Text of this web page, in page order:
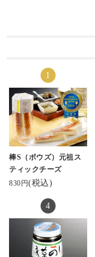
棒S（ボウズ）元祖ス
ティックチーズ
830円(税込)